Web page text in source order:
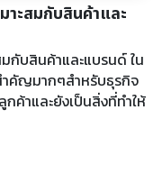
าะสมกับสินค้าและ
กับสินค้าและแบรนด์ ใน
คัญมากๆสำหรับธุรกิจ
ค้าและยังเป็นสิ่งที่ทำให้